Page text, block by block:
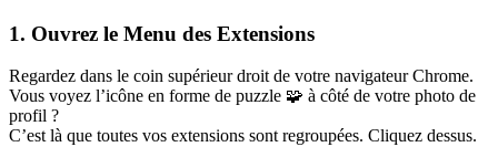
1. Ouvrez le Menu des Extensions
Regardez dans le coin supérieur droit de votre navigateur Chrome.
Vous voyez l’icône en forme de puzzle 🧩 à côté de votre photo de
profil ?
C’est là que toutes vos extensions sont regroupées. Cliquez dessus.